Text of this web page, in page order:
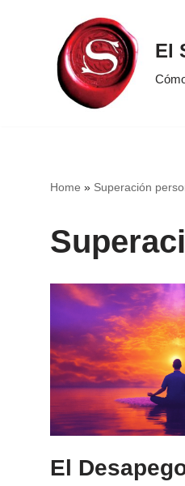
contenido
El
Home » Superación
El